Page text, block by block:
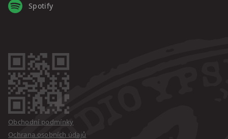
Spotify
Obchodní podmínky
Ochrana osobních údajů